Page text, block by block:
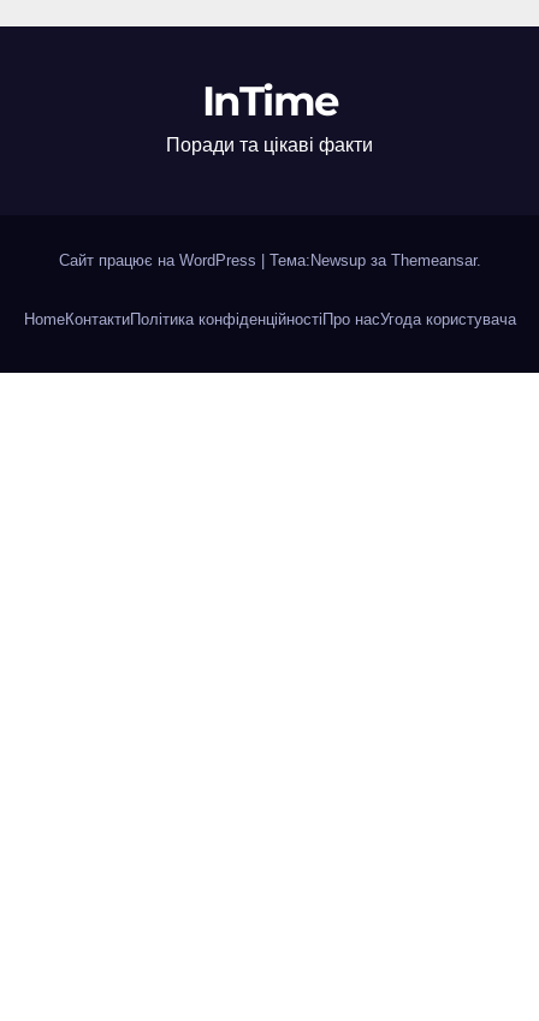
InTime
Поради та цікаві факти
Сайт працює на WordPress Тема:Newsup за Themeansar.
HomeКонтактиПолітика конфіденційностіПро насУгода користувача